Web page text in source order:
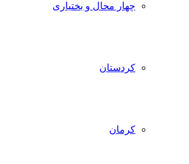
چهار محال و بختیاری
کردستان
کرمان